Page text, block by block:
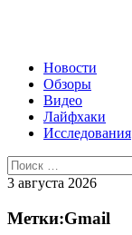
Новости
Обзоры
Видео
Лайфхаки
Исследования
3 августа 2026
Метки:Gmail